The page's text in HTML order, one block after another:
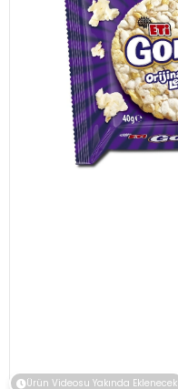
Ürün Videosu Yakında Eklenecek